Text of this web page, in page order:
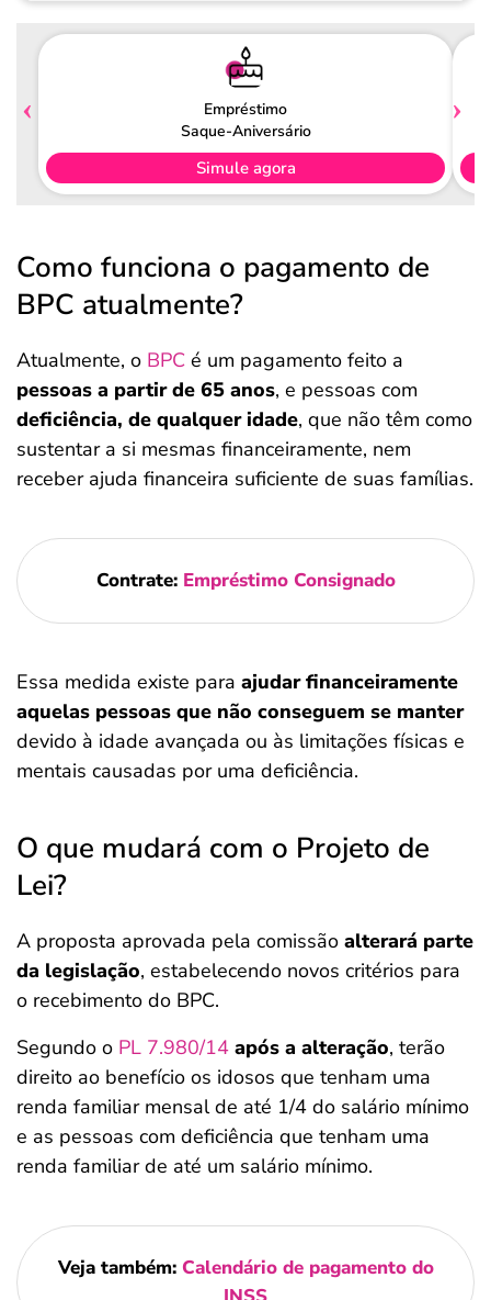
Empréstimo
Saque-Aniversário
Simule agora
Como funciona o pagamento de
BPC atualmente?
Atualmente, o BPC é um pagamento feito a
pessoas a partir de 65 anos, e pessoas com
deficiência, de qualquer idade, que não têm como
sustentar a si mesmas financeiramente, nem
receber ajuda financeira suficiente de suas famílias.
Contrate: Empréstimo Consignado
Essa medida existe para ajudar financeiramente
aquelas pessoas que não conseguem se manter
devido à idade avançada ou às limitações físicas e
mentais causadas por uma deficiência.
O que mudará com o Projeto de
Lei?
A proposta aprovada pela comissão alterará parte
da legislação, estabelecendo novos critérios para
o recebimento do BPC.
Segundo o PL 7.980/14 após a alteração, terão
direito ao benefício os idosos que tenham uma
renda familiar mensal de até 1/4 do salário mínimo
e as pessoas com deficiência que tenham uma
renda familiar de até um salário mínimo.
Veja também: Calendário de pagamento do